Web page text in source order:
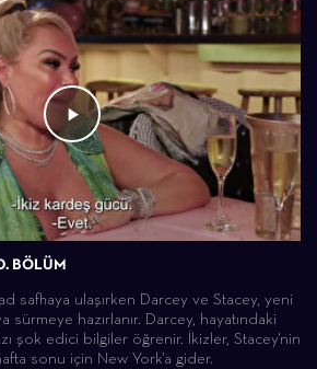
BÖLÜM
safhaya ulaşırken Darcey ve Stacey, yeni
sürmeye hazırlanır. Darcey, hayatındaki
şok edici bilgiler öğrenir. İkizler, Stacey'nin
sonu için New York'a gider.